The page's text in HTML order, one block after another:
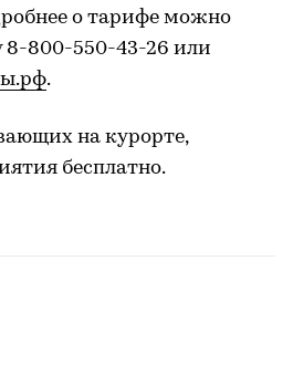
о тарифе можно
8-800-550-43-26 или
.
на курорте,
бесплатно.